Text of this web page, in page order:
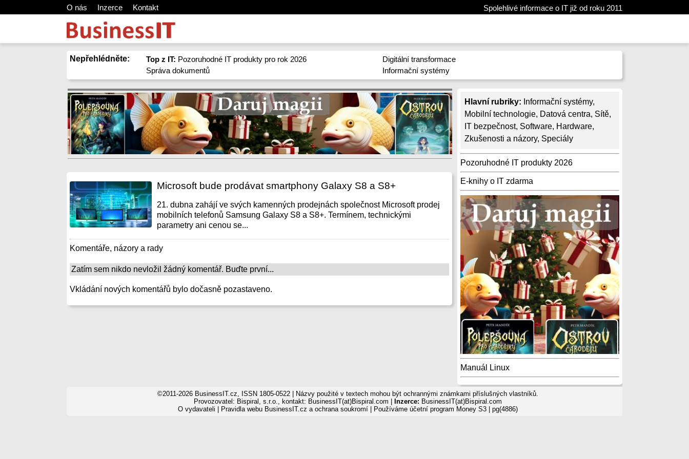
O nás Inzerce Kontakt Spolehlivé informace o IT již od roku 2011
Nepřehlédněte: Top z IT: Pozoruhodné IT produkty pro rok 2026
Správa dokumentů
Digitální transformace
Informační systémy
Hlavní rubriky: Informační systémy,
Mobilní technologie, Datová centra, Sítě,
IT bezpečnost, Software, Hardware,
Zkušenosti a názory, Speciály
Pozoruhodné IT produkty 2026
E-knihy o IT zdarma
Manuál Linux
Microsoft bude prodávat smartphony Galaxy S8 a S8+
21. dubna zahájí ve svých kamenných prodejnách společnost Microsoft prodej
mobilních telefonů Samsung Galaxy S8 a S8+. Termínem, technickými
parametry ani cenou se...
Komentáře, názory a rady
Zatím sem nikdo nevložil žádný komentář. Buďte první...
Vkládání nových komentářů bylo dočasně pozastaveno.
©2011-2026 BusinessIT.cz, ISSN 1805-0522 | Názvy použité v textech mohou být ochrannými známkami příslušných vlastníků.
Provozovatel: Bispiral, s.r.o., kontakt: BusinessIT(at)Bispiral.com |
Inzerce: BusinessIT(at)Bispiral.com
O vydavateli
Pravidla webu BusinessIT.cz a ochrana soukromí| Používáme účetní program Money S3| pg(4886)